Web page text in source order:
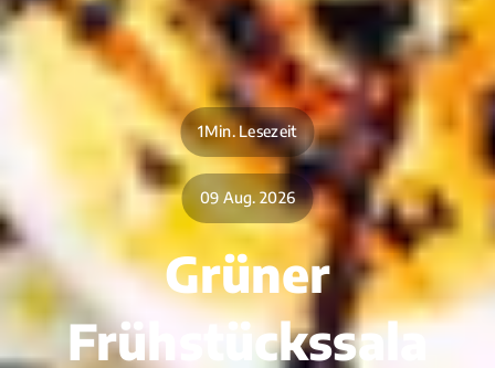
1Min. Lesezeit
09 Aug. 2026
Grüner
Frühstückssala